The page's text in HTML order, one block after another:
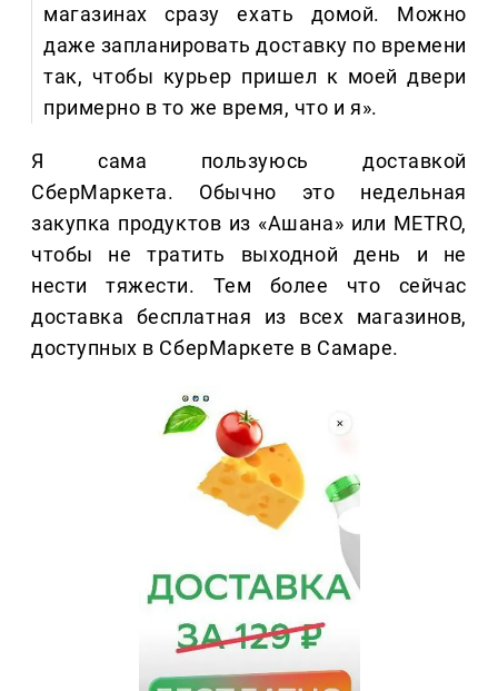
магазинах сразу ехать домой. Можно
даже запланировать доставку по времени
так, чтобы курьер пришел к моей двери
примерно в то же время, что и я».
Я сама пользуюсь доставкой
СберМаркета. Обычно это недельная
закупка продуктов из «Ашана» или METRO,
чтобы не тратить выходной день и не
нести тяжести. Тем более что сейчас
доставка бесплатная из всех магазинов,
доступных в СберМаркете в Самаре.